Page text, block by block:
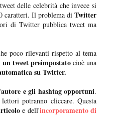
delle celebrità che invece si
caratteri. Il problema diTwitter
di Twitter pubblica tweet ma
poco rilevanti rispetto al tema
tweet preimpostatocioè una
su Twitter.
e gli hashtag opportuni.
potranno cliccare. Questa
e dell'incorporamento di